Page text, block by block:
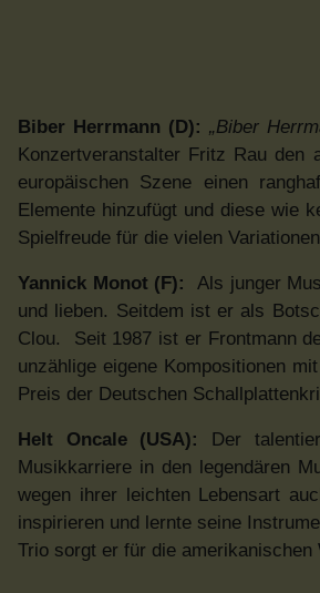
Biber Herrmann (D):„Biber
Konzertveranstalter Fritz Rau den
europäischen Szene einen
Elemente hinzufügt und diese wie
Spielfreude für die vielen
Yannick Monot (F): Als junger
und lieben. Seitdem ist er als
Clou. Seit 1987 ist er Frontmann
unzählige eigene Kompositionen
Preis der Deutschen
Helt Oncale (USA): Der
Musikkarriere in den legendären
wegen ihrer leichten Lebensart
inspirieren und lernte seine
Trio sorgt er für die amerikanischen